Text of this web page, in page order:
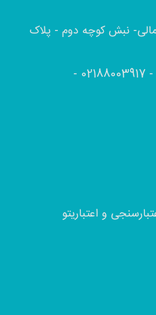
نبش کوچه دوم - پلاک
-
02188003917
-
و اعتباریتو